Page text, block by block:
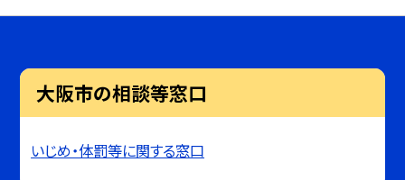
大阪市の相談等窓口
いじめ・体罰等に関する窓口